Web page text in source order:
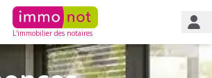
L'immobilier des notaires